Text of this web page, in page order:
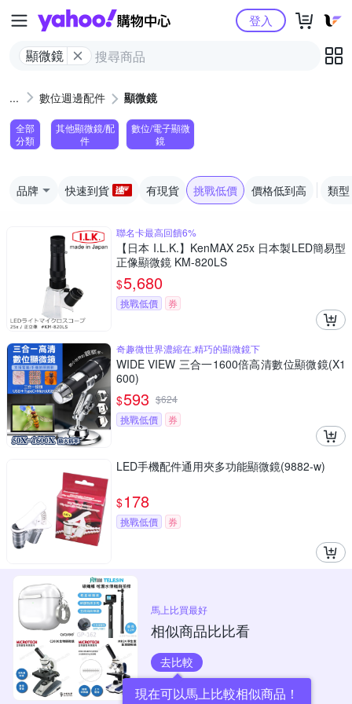
Yahoo購物中心
顯微鏡
登入
數位週邊配件 顯微鏡
全部
分類
其他顯微鏡/配
件
數位/電子顯微
鏡
品牌 快速到貨 有現貨 挑戰低價 價格低到高 類型
聯名卡最高回饋6%
【日本 I.L.K.】KenMAX 25x 日本製LED簡易型
正像顯微鏡 KM-820LS
$5,680
挑戰低價 券
奇趣微世界濃縮在,精巧的顯微鏡下
WIDE VIEW 三合一1600倍高清數位顯微鏡(X1
600)
$593 $624
挑戰低價
券
LED手機配件通用夾多功能顯微鏡(9882-w)
$178
挑戰低價 券
馬上比買最好
相似商品比比看
去比較
現在可以馬上比較相似商品！